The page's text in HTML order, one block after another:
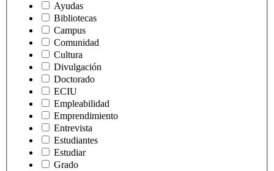
Ayudas
Bibliotecas
Campus
Comunidad
Cultura
Divulgación
Doctorado
ECIU
Empleabilidad
Emprendimiento
Entrevista
Estudiantes
Estudiar
Grado